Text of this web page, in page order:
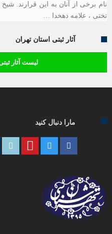
نام برخی از آنان به این قرارند.
تختی ، علامه دهخدا …
آثار ثبتی استان تهران
لیست آثار
مارا دنبال کنید